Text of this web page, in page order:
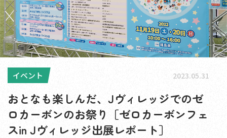
イベント 2023.05.31
おとなも楽しんだ、Jヴィレッジでのゼ
ロカーボンのお祭り［ゼロカーボンフェ
スin Jヴィレッジ出展レポート］